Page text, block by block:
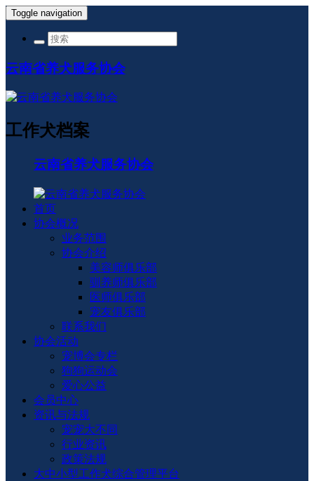
Toggle navigation
云南省养犬服务协会
工作犬档案
云南省养犬服务协会
首页
协会概况
业务范围
协会介绍
美容师俱乐部
驯养师俱乐部
医师俱乐部
宠友俱乐部
联系我们
协会活动
宠博会专栏
狗狗运动会
爱心公益
会员中心
资讯与法规
宠宠大不同
行业资讯
政策法规
大中小型工作犬综合管理平台